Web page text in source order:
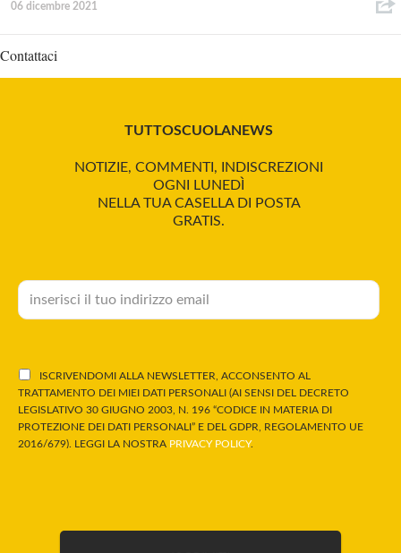
06 dicembre 2021
Contattaci
TUTTOSCUOLANEWS
NOTIZIE, COMMENTI, INDISCREZIONI
OGNI LUNEDÌ
NELLA TUA CASELLA DI POSTA
GRATIS.
ISCRIVENDOMI ALLA NEWSLETTER, ACCONSENTO AL
TRATTAMENTO DEI MIEI DATI PERSONALI (AI SENSI DEL DECRETO
LEGISLATIVO 30 GIUGNO 2003, N. 196 “CODICE IN MATERIA DI
PROTEZIONE DEI DATI PERSONALI” E DEL GDPR, REGOLAMENTO UE
2016/679). LEGGI LA NOSTRA PRIVACY POLICY.